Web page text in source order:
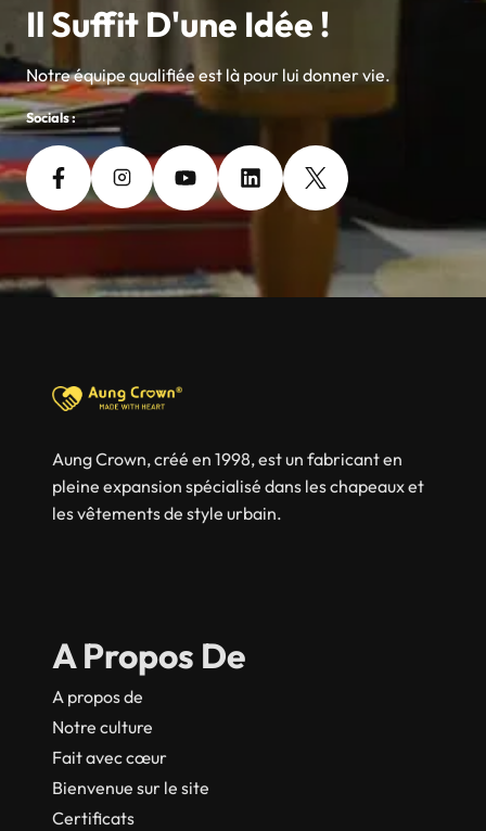
Il Suffit D'une Idée !
Notre équipe qualifiée est là pour lui donner vie.
Socials :
Aung Crown, créé en 1998, est un fabricant en
pleine expansion spécialisé dans les chapeaux et
les vêtements de style urbain.
A Propos De
A propos de
Notre culture
Fait avec cœur
Bienvenue sur le site
Certificats